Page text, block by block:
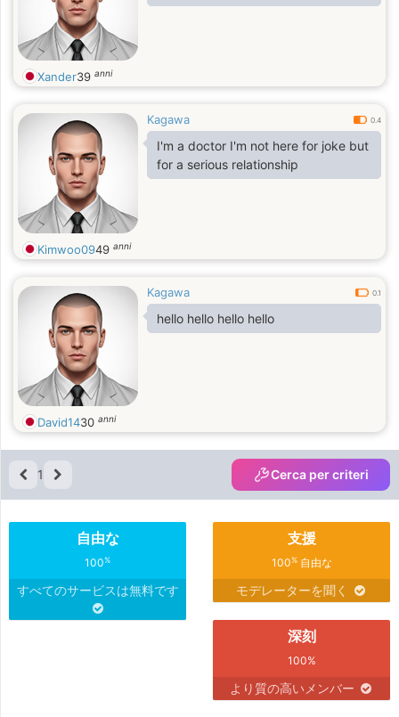
Xander39 anni
Kagawa 0.4
I'm a doctor I'm not here for joke but
for a serious relationship
Kimwoo0949 anni
Kagawa 0.1
hello hello hello hello
David1430 anni
1 Cerca per criteri
自由な
100%
すべてのサービスは無料です
支援
100%自由な
モデレーターを聞く
深刻
100%
より質の高いメンバー